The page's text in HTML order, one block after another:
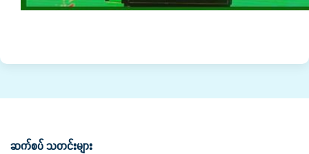
ဆက်စပ် သတင်းများ